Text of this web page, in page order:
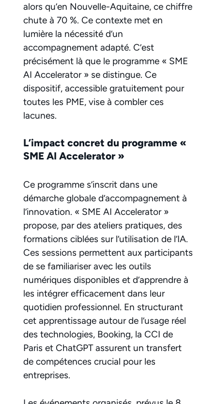
alors qu’en Nouvelle-Aquitaine, ce chiffre
chute à 70 %. Ce contexte met en
lumière la nécessité d’un
accompagnement adapté. C’est
précisément là que le programme « SME
AI Accelerator » se distingue. Ce
dispositif, accessible gratuitement pour
toutes les PME, vise à combler ces
lacunes.
L’impact concret du programme «
SME AI Accelerator »
Ce programme s’inscrit dans une
démarche globale d’accompagnement à
l’innovation. « SME AI Accelerator »
propose, par des ateliers pratiques, des
formations ciblées sur l’utilisation de l’IA.
Ces sessions permettent aux participants
de se familiariser avec les outils
numériques disponibles et d’apprendre à
les intégrer efficacement dans leur
quotidien professionnel. En structurant
cet apprentissage autour de l’usage réel
des technologies, Booking, la CCI de
Paris et ChatGPT assurent un transfert
de compétences crucial pour les
entreprises.